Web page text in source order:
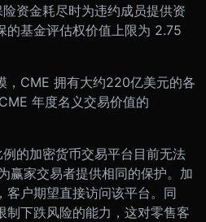
资金耗尽时为违约成员提供资
的基金评估权价值上限为 2.75
，CME 拥有大约220亿美元的各
年度名义交易价值的
的加密货币交易平台目前无法
赢家交易者提供相同的保护。加
客户期望直接访问该平台。同
制下跌风险的能力，这对零售客